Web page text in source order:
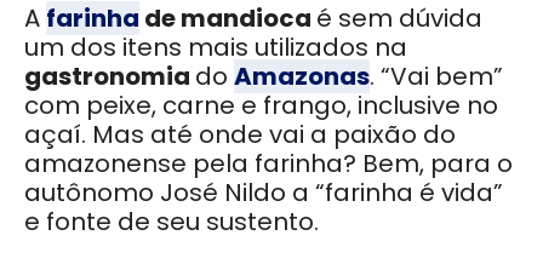
A farinha de mandioca é sem dúvida
um dos itens mais utilizados na
gastronomia do Amazonas. “Vai bem”
com peixe, carne e frango, inclusive no
açaí. Mas até onde vai a paixão do
amazonense pela farinha? Bem, para o
autônomo José Nildo a “farinha é vida”
e fonte de seu sustento.